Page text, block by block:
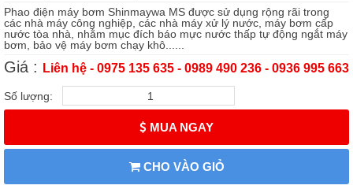
Phao điện máy bơm Shinmaywa MS được sử dụng rộng rãi trong
các nhà máy công nghiệp, các nhà máy xử lý nước, máy bơm cấp
nước tòa nhà, nhằm mục đích báo mực nước thấp tự động ngắt máy
bơm, bảo vệ máy bơm chạy khô......
Giá : Liên hệ - 0975 135 635 - 0989 490 236 - 0936 995 663
Số lượng:
MUA NGAY
CHO VÀO GIỎ